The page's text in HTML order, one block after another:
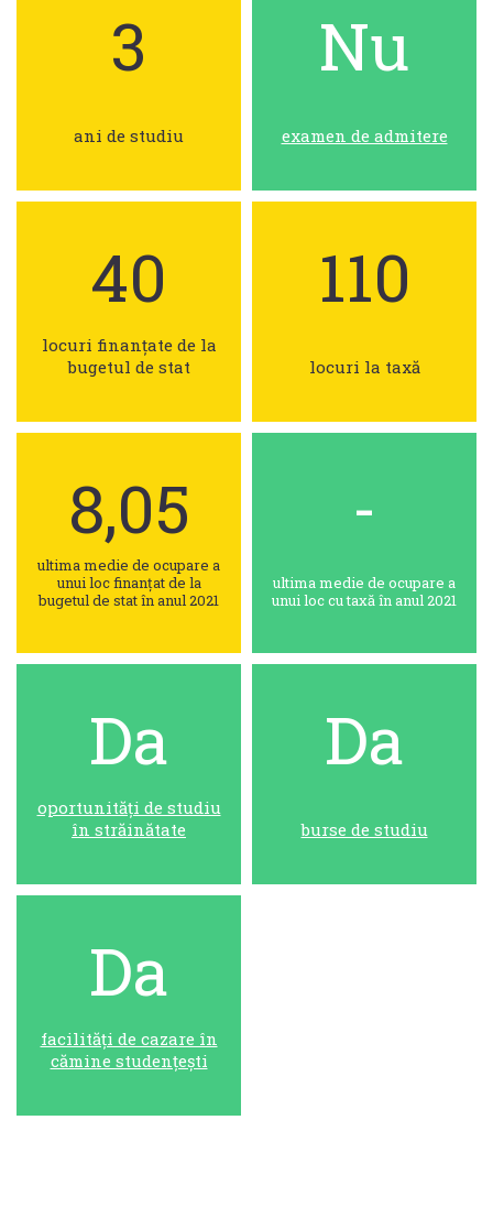
3
ani de studiu
Nu
examen de admitere
40
locuri finanțate de la
bugetul de stat
110
locuri la taxă
8,05
ultima medie de ocupare a
unui loc finanțat de la
bugetul de stat în anul 2021
-
ultima medie de ocupare a
unui loc cu taxă în anul 2021
Da
oportunități de studiu
în străinătate
Da
burse de studiu
Da
facilități de cazare în
cămine studențești